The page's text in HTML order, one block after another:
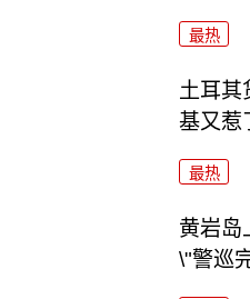
最热
土耳其
基又惹
最热
黄岩岛
\"警巡